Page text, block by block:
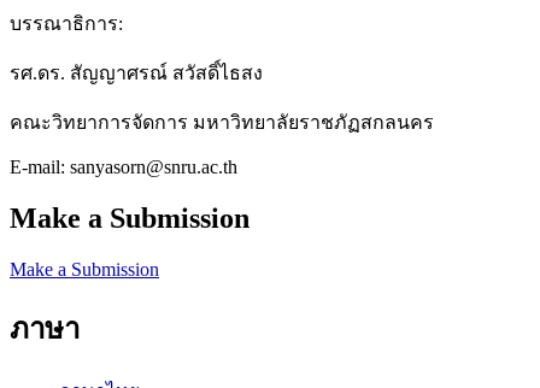
บรรณาธิการ:
รศ.ดร. สัญญาศรณ์ สวัสดิ์ไธสง
คณะวิทยาการจัดการ มหาวิทยาลัยราชภัฏสกลนคร
E-mail: sanyasorn@snru.ac.th
Make a Submission
Make a Submission
ภาษา